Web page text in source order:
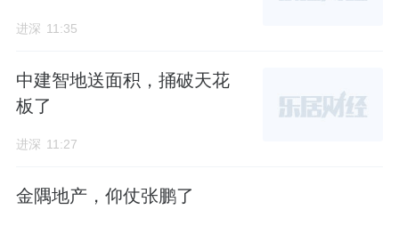
项目开发主体北京城华房地产开发有限公司由
地产持股20%。
城建发展总经理助理刘露军出任项目公司法
进深 11:35
中建智地送面积，捅破天花
板了
进深 11:27
金隅地产，仰仗张鹏了